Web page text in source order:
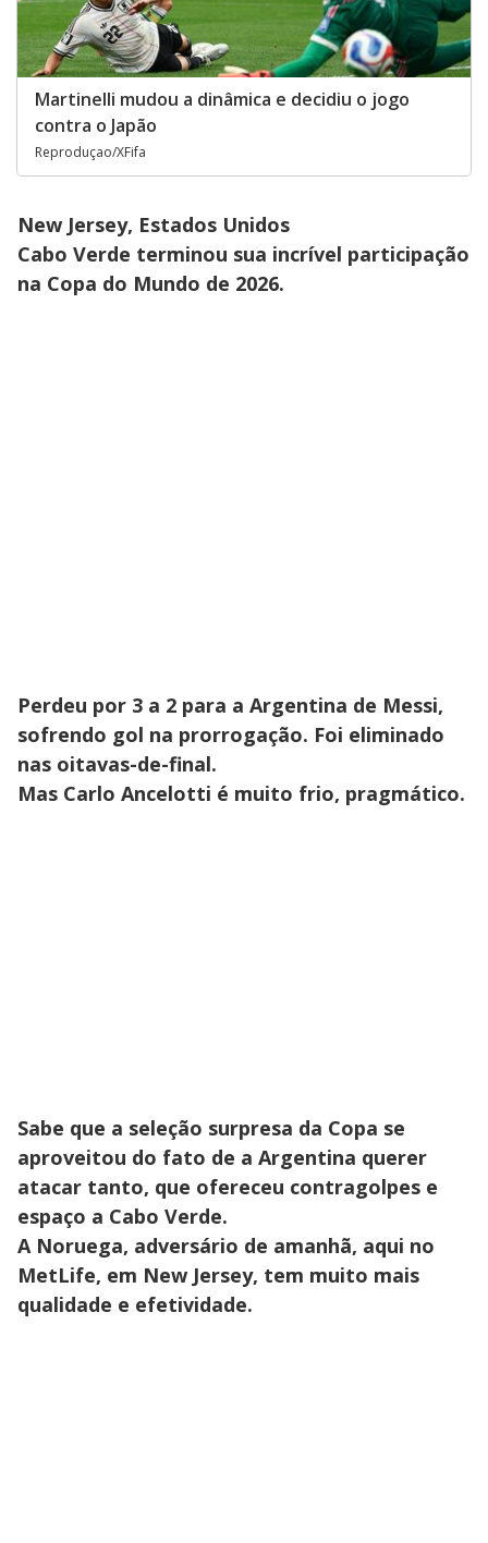
Martinelli mudou a dinâmica e decidiu o jogo
contra o Japão
Reproduçao/XFifa
New Jersey, Estados Unidos
Cabo Verde terminou sua incrível participação
na Copa do Mundo de 2026.
Perdeu por 3 a 2 para a Argentina de Messi,
sofrendo gol na prorrogação. Foi eliminado
nas oitavas-de-final.
Mas Carlo Ancelotti é muito frio, pragmático.
Sabe que a seleção surpresa da Copa se
aproveitou do fato de a Argentina querer
atacar tanto, que ofereceu contragolpes e
espaço a Cabo Verde.
A Noruega, adversário de amanhã, aqui no
MetLife, em New Jersey, tem muito mais
qualidade e efetividade.